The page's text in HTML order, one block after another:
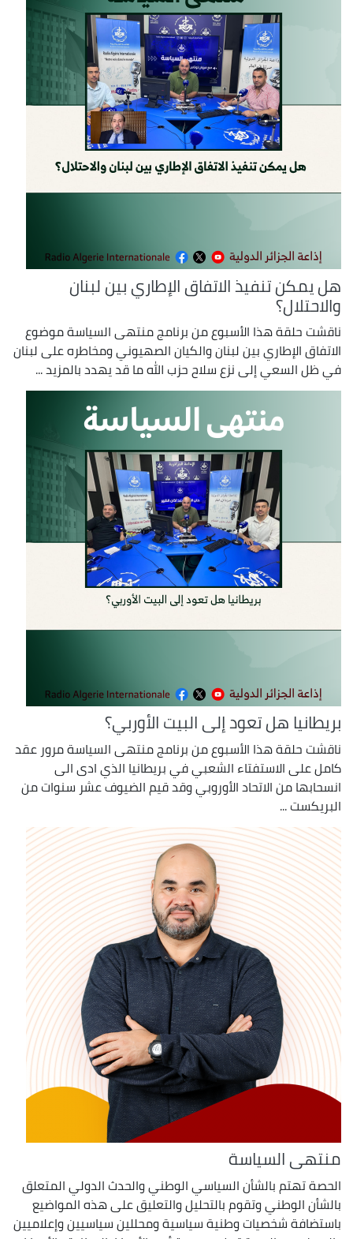
هل يمكن تنفيذ الاتفاق الإطاري بين لبنان
والاحتلال؟
ناقشت حلقة هذا الأسبوع من برنامج منتهى السياسة موضوع
الاتفاق الإطاري بين لبنان والكيان الصهيوني ومخاطره على لبنان
في ظل السعي إلى نزع سلاح حزب الله ما قد يهدد بالمزيد ...
بريطانيا هل تعود إلى البيت الأوربي؟
ناقشت حلقة هذا الأسبوع من برنامج منتهى السياسة مرور عقد
كامل على الاستفتاء الشعبي في بريطانيا الذي ادى الى
انسحابها من الاتحاد الأوروبي وقد قيم الضيوف عشر سنوات من
البريكست ...
منتهى السياسة
الحصة تهتم بالشأن السياسي الوطني والحدث الدولي المتعلق
بالشأن الوطني وتقوم بالتحليل والتعليق على هذه المواضيع
باستضافة شخصيات وطنية سياسية ومحللين سياسيين وإعلاميين